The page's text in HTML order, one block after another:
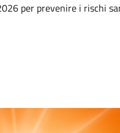
per prevenire i rischi